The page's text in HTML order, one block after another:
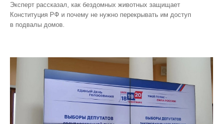
Эксперт рассказал, как бездомных животных защищает
Конституция РФ и почему не нужно перекрывать им доступ
в подвалы домов.